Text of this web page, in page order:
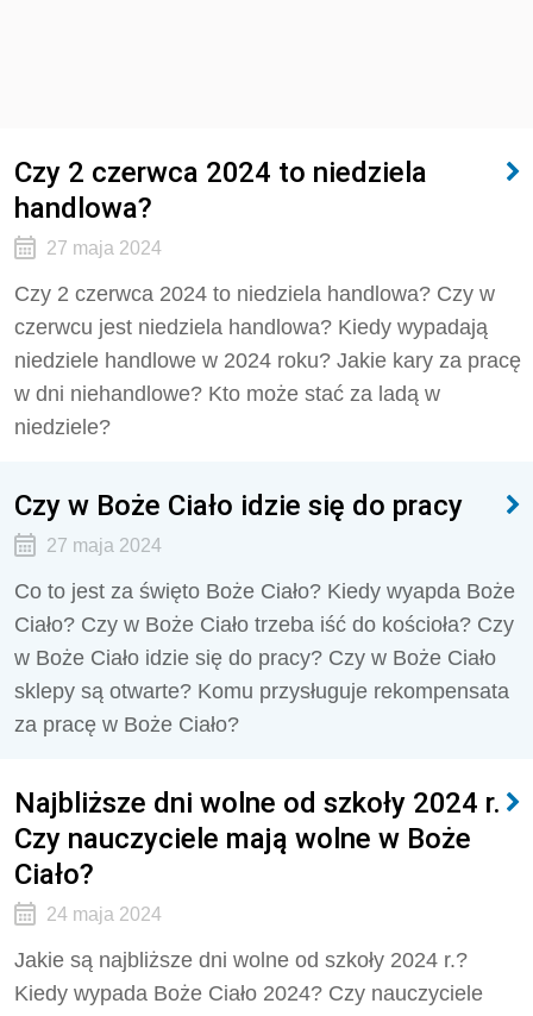
Czy 2 czerwca 2024 to niedziela
handlowa?
27 maja 2024
Czy 2 czerwca 2024 to niedziela handlowa? Czy w
czerwcu jest niedziela handlowa? Kiedy wypadają
niedziele handlowe w 2024 roku? Jakie kary za pracę
w dni niehandlowe? Kto może stać za ladą w
niedziele?
Czy w Boże Ciało idzie się do pracy
27 maja 2024
Co to jest za święto Boże Ciało? Kiedy wyapda Boże
Ciało? Czy w Boże Ciało trzeba iść do kościoła? Czy
w Boże Ciało idzie się do pracy? Czy w Boże Ciało
sklepy są otwarte? Komu przysługuje rekompensata
za pracę w Boże Ciało?
Najbliższe dni wolne od szkoły 2024 r.
Czy nauczyciele mają wolne w Boże
Ciało?
24 maja 2024
Jakie są najbliższe dni wolne od szkoły 2024 r.?
Kiedy wypada Boże Ciało 2024? Czy nauczyciele